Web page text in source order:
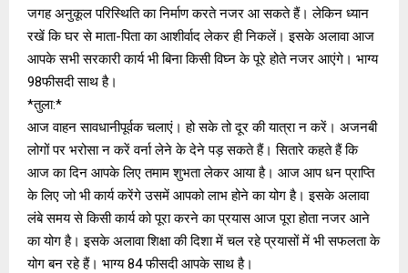
जगह अनुकूल परिस्थिति का निर्माण करते नजर आ सकते हैं। लेकिन ध्‍यान
रखें कि घर से माता-पिता का आशीर्वाद लेकर ही निकलें। इसके अलावा आज
आपके सभी सरकारी कार्य भी बिना किसी विघ्‍न के पूरे होते नजर आएंगे। भाग्‍य
98फीसदी साथ है।
*तुला:*
आज वाहन सावधानीपूर्वक चलाएं। हो सके तो दूर की यात्रा न करें। अजनबी
लोगों पर भरोसा न करें वर्ना लेने के देने पड़ सकते हैं। सितारे कहते हैं कि
आज का दिन आपके लिए तमाम शुभता लेकर आया है। आज आप धन प्राप्ति
के लिए जो भी कार्य करेंगे उसमें आपको लाभ होने का योग है। इसके अलावा
लंबे समय से किसी कार्य को पूरा करने का प्रयास आज पूरा होता नजर आने
का योग है। इसके अलावा शिक्षा की दिशा में चल रहे प्रयासों में भी सफलता के
योग बन रहे हैं। भाग्‍य 84 फीसदी आपके साथ है।